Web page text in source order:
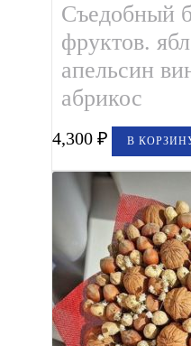
Съедобный
фруктов.
апельсин
абрикос
4,300₽ В